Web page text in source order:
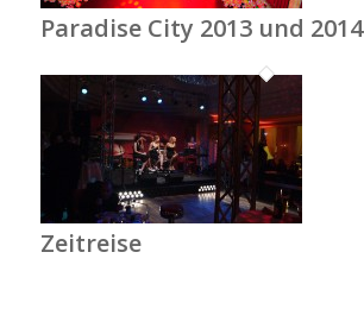
Paradise City 2013 und 2014
Zeitreise